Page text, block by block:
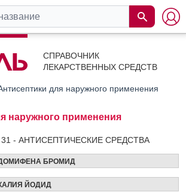
СПРАВОЧНИК
ЛЕКАРСТВЕННЫХ СРЕДСТВ
для наружного применения
наружного применения
31 - АНТИСЕПТИЧЕСКИЕ СРЕДСТВА
БРОМИД
ЙОДИД